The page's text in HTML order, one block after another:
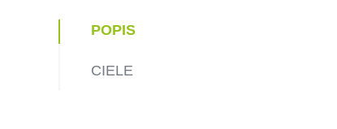
POPIS
CIELE